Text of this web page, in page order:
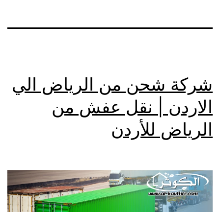
شركة شحن من الرياض الي
الاردن | نقل عفش من
الرياض للأردن